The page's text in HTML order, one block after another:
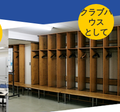
クラブハ
ウス
として